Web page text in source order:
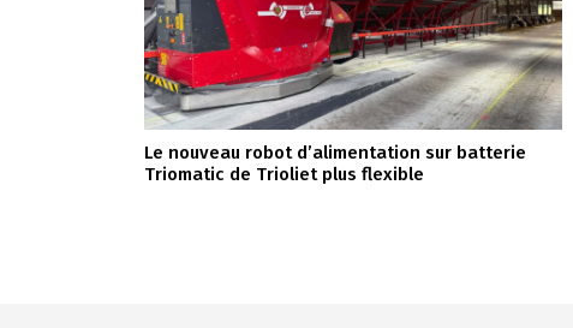
Le nouveau robot d’alimentation sur batterie
Triomatic de Trioliet plus flexible